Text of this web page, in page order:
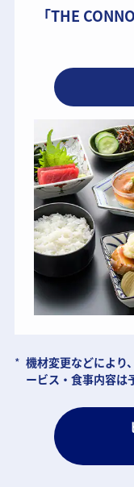
「THE
* 機材変更などにより
ービス・食事内容は